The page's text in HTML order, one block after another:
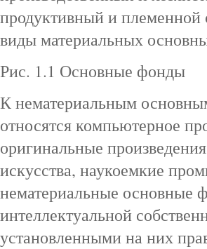
продуктивный и племенной
виды материальных
Рис. 1.1 Основные фонды
К нематериальным
относятся компьютерное
оригинальные
искусства, наукоемкие
нематериальные основные
интеллектуальной
установленными на них